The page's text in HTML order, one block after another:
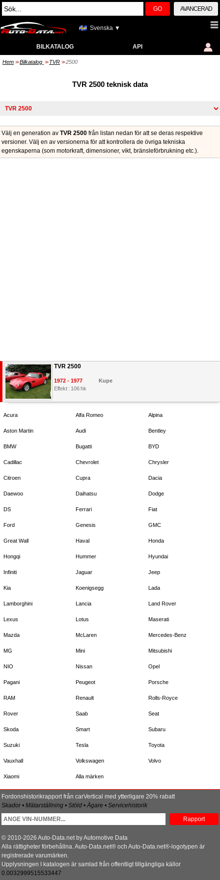
GO AVANCERAD
Svenska ▼
BILKATALOG API
Hem >> Bilkatalog >> TVR >> 2500
TVR 2500 teknisk data
Välj en generation av TVR 2500 från listan nedan för att se deras respektive
versioner. Välj en av versionerna för att kontrollera de övriga tekniska
egenskaperna (som motorkraft, dimensioner, vikt, bränsleförbrukning etc.).
TVR 2500
1972 - 1977
Kupe
Effekt : 106 hk
Acura Alfa Romeo Alpina
Aston Martin Audi Bentley
BMW Bugatti BYD
Cadillac Chevrolet Chrysler
Citroen Cupra Dacia
Daewoo Daihatsu Dodge
DS Ferrari Fiat
Ford Genesis GMC
Great Wall Haval Honda
Hongqi Hummer Hyundai
Infiniti Jaguar Jeep
Kia Koenigsegg Lada
Lamborghini Lancia Land Rover
Lexus Lotus Maserati
Mazda McLaren Mercedes-Benz
MG Mini Mitsubishi
NIO Nissan Opel
Pagani Peugeot Porsche
RAM Renault Rolls-Royce
Rover Saab Seat
Skoda Smart Subaru
Suzuki Tesla Toyota
Vauxhall Volkswagen Volvo
Xiaomi Alla märken
Fordonshistorikrapport från carVertical med ytterligare 20% rabatt
Skador • Mätarställning • Stöld • Ägare • Servicehistorik
Rapport
© 2010-2026 Auto-Data.net by Automotive Data
Alla rättigheter förbehållna. Auto-Data.net® och Auto-Data.net®-logotypen är
registrerade varumärken.
Upplysningen I katalogen är samlad från offentligt tillgängliga källor
0.0032999515533447